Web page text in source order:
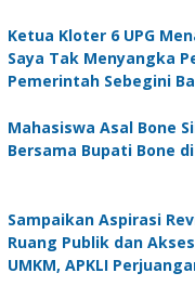
Ketua Kloter 6 UPG
Saya Tak Menyangka
Pemerintah Sebegini
Mahasiswa Asal Bone
Bersama Bupati Bone
Sampaikan Aspirasi
Ruang Publik dan
UMKM, APKLI